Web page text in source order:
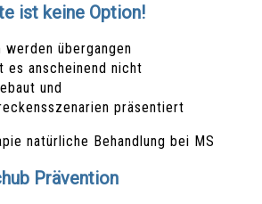
ist keine Option!
werden übergangen
es anscheinend nicht
und
präsentiert
Prävention